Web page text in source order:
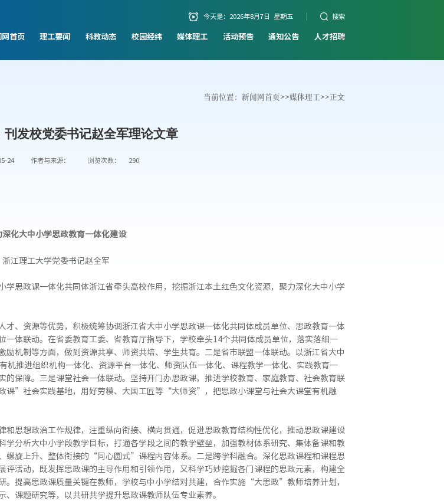
今天是： 2026年8月7日 星期五 搜索
首页 理工要闻 科教动态 校园经纬 媒体理工 活动预告 通知公告 人才招聘
当前位置： 新闻网首页>>媒体理工>>正文
刊发校党委书记赵全军理论文章
24 作者与来源： 浏览次数： 290
深化大中小学思政教育一体化建设
浙江理工大学党委书记赵全军
思政课一体化共同体浙江省牵头高校作用，挖掘浙江本土红色文化资源，聚力深化大中小学
、资源等优势，积极统筹协调浙江省大中小学思政课一体化共同体成员单位、思政教育一体
体联动。在省委教育工委、省教育厅指导下，学校牵头14个共同体成员单位，落实落细一
机制等方面，做到资源共享、师资共培、学生共育。二是省市联盟一体联动。以浙江省大中
推进组织机构一体化、资源平台一体化、师资队伍一体化、课程教学一体化、实践教育一
保障。三是课堂社会一体联动。坚持开门办思政课，推进学校教育、家庭教育、社会教育联
课”社会实践基地，用好劳模、大国工匠等“大师资”，把思政小课堂与社会大课堂有机融
思想政治工作规律，注重纵向衔接、横向贯通，促进思政教育结构性优化，推动思政课建设
分析大中小学段教学目标，打通各学段之间的教学壁垒，加强教材体系研究、集体备课和教
螺旋上升、整体衔接的“同心圆式”课程内容体系。二是跨学科融合。深化思政课程和课程思
活动，既发挥思政课的主导作用和引领作用，又科学巧妙挖掘各门课程的思政元素，构建全
提高思政课质量关键在教师，学校与中小学结对共建，合作实施“大思政”教师培养计划，
课题研究等，以共研共学提升思政课教师队伍专业素养。